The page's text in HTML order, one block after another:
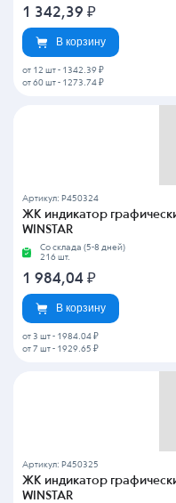
1 342,39 ₽
В корзину
от 12 шт - 1342.39 ₽
от 60 шт - 1273.74 ₽
Артикул: P450324
ЖК индикатор
WINSTAR
Со склада (5-8 дней)
216 шт.
1 984,04 ₽
В корзину
от 3 шт - 1984.04 ₽
от 7 шт - 1929.65 ₽
Артикул: P450325
ЖК индикатор
WINSTAR